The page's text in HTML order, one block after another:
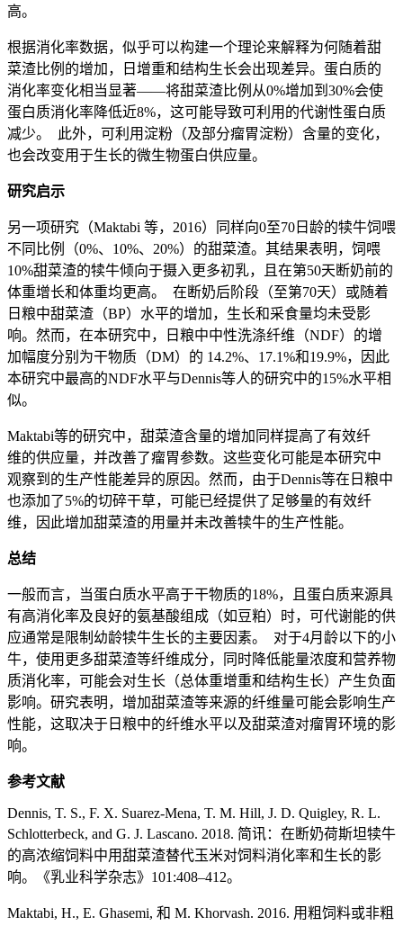
高。
根据消化率数据，似乎可以构建一个理论来解释为何随着甜
菜渣比例的增加，日增重和结构生长会出现差异。蛋白质的
消化率变化相当显著——将甜菜渣比例从0%增加到30%会使
蛋白质消化率降低近8%，这可能导致可利用的代谢性蛋白质
减少。 此外，可利用淀粉（及部分瘤胃淀粉）含量的变化，
也会改变用于生长的微生物蛋白供应量。
研究启示
另一项研究（Maktabi 等，2016）同样向0至70日龄的犊牛饲喂
不同比例（0%、10%、20%）的甜菜渣。其结果表明，饲喂
10%甜菜渣的犊牛倾向于摄入更多初乳，且在第50天断奶前的
体重增长和体重均更高。 在断奶后阶段（至第70天）或随着
日粮中甜菜渣（BP）水平的增加，生长和采食量均未受影
响。然而，在本研究中，日粮中中性洗涤纤维（NDF）的增
加幅度分别为干物质（DM）的 14.2%、17.1%和19.9%，因此
本研究中最高的NDF水平与Dennis等人的研究中的15%水平相
似。
Maktabi等的研究中，甜菜渣含量的增加同样提高了有效纤
维的供应量，并改善了瘤胃参数。这些变化可能是本研究中
观察到的生产性能差异的原因。然而，由于Dennis等在日粮中
也添加了5%的切碎干草，可能已经提供了足够量的有效纤
维，因此增加甜菜渣的用量并未改善犊牛的生产性能。
总结
一般而言，当蛋白质水平高于干物质的18%，且蛋白质来源具
有高消化率及良好的氨基酸组成（如豆粕）时，可代谢能的供
应通常是限制幼龄犊牛生长的主要因素。 对于4月龄以下的小
牛，使用更多甜菜渣等纤维成分，同时降低能量浓度和营养物
质消化率，可能会对生长（总体重增重和结构生长）产生负面
影响。研究表明，增加甜菜渣等来源的纤维量可能会影响生产
性能，这取决于日粮中的纤维水平以及甜菜渣对瘤胃环境的影
响。
参考文献
Dennis, T. S., F. X. Suarez-Mena, T. M. Hill, J. D. Quigley, R. L.
Schlotterbeck, and G. J. Lascano. 2018. 简讯：在断奶荷斯坦犊牛
的高浓缩饲料中用甜菜渣替代玉米对饲料消化率和生长的影
响。《乳业科学杂志》101:408–412。
Maktabi, H., E. Ghasemi, 和 M. Khorvash. 2016. 用粗饲料或非粗